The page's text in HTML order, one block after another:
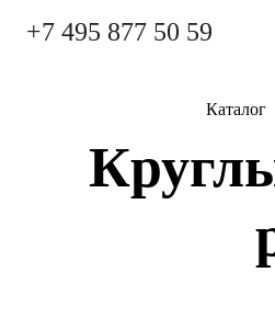
+7 495 877 50 59
Каталог